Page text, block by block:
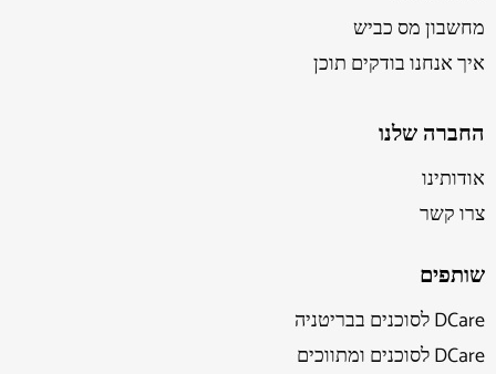
מחשבון מס כביש
איך אנחנו בודקים תוכן
החברה שלנו
אודותינו
צרו קשר
שותפים
DCare לסוכנים בבריטניה
DCare לסוכנים ומתווכים